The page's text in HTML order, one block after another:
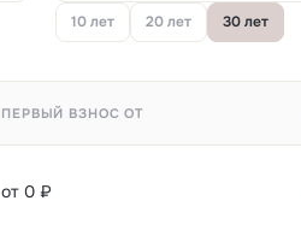
10 лет 20 лет 30 лет
ПЕРВЫЙ ВЗНОС ОТ
от 0 ₽